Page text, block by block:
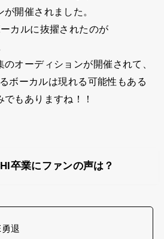
開催されました。
カルに抜擢されたのが
オーディションが開催されて、
ボーカルは現れる可能性もある
もありますね！！
卒業にファンの声は？
退